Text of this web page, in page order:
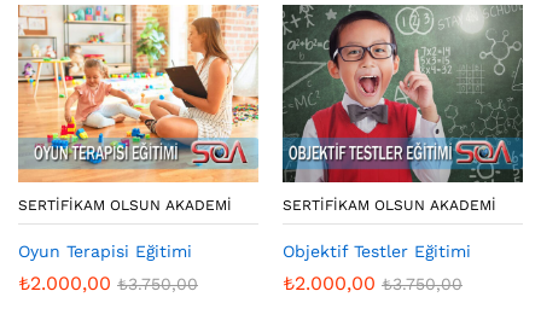
SERTIFIKAM OLSUN AKADEMI
Oyun Terapisi Eğitimi
₺2.000,00 ₺3.750,00
SERTIFIKAM OLSUN AKADEMI
Objektif Testler Eğitimi
₺2.000,00 ₺3.750,00